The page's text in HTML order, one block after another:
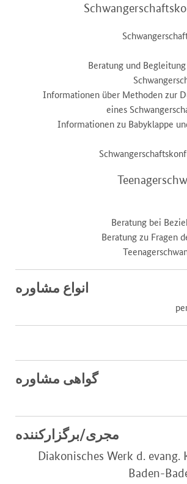
Beratung und
Informationen über Methoden zur
eines
Informationen zu Babyklappe
Beratung bei
Beratung zu Fragen
انواع مشاوره
گواهی مشاوره
مجری/برگزارکننده
Diakonisches Werk d. evang.
Baden-